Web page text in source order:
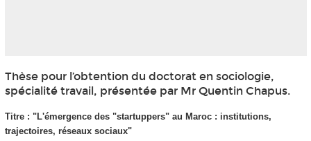
Thèse pour l’obtention du doctorat en sociologie,
spécialité travail, présentée par Mr Quentin Chapus.
Titre : "L'émergence des "startuppers" au Maroc : institutions,
trajectoires, réseaux sociaux"